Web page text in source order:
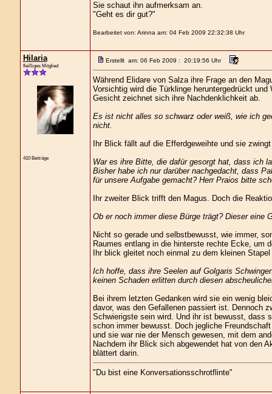
Sie schaut ihn aufmerksam an.
"Geht es dir gut?"
Bearbeitet von: Arinna am: 04 Feb 2009 22:32:38 Uhr
Hilaria
fleißiges Mitglied
410 Beiträge
Erstellt am: 06 Feb 2009 : 20:19:56 Uhr
Während Elidare von Salza ihre Frage an den
Vorsichtig wird die Türklinge heruntergedrückt
Gesicht zeichnet sich ihre Nachdenklichkeit ab.
Es ist nicht alles so schwarz oder weiß, wie ich
nicht.
Ihr Blick fällt auf die Efferdgeweihte und sie
War es ihre Bitte, die dafür gesorgt hat, dass ich
Bisher habe ich nur darüber nachgedacht, dass
für unsere Aufgabe gemacht? Herr Praios bitte
Ihr zweiter Blick trifft den Magus. Doch die
Ob er noch immer diese Bürge trägt? Dieser eine
Nicht so gerade und selbstbewusst, wie immer,
Raumes entlang in die hinterste rechte Ecke, um
Ihr blick gleitet noch einmal zu dem kleinen
Ich hoffe, dass ihre Seelen auf Golgaris
keinen Schaden erlitten durch diesen
Bei ihrem letzten Gedanken wird sie ein wenig
davor, was den Gefallenen passiert ist. Dennoch
Schwierigste sein wird. Und ihr ist bewusst, dass
schon immer bewusst. Doch jegliche
und sie war nie der Mensch gewesen, mit dem
Nachdem ihr Blick sich abgewendet hat von den
blättert darin.
"Du bist eine Konversationsschrotflinte"